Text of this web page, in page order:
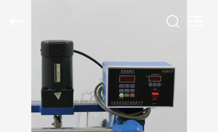
PRODOTTI
CIRCA